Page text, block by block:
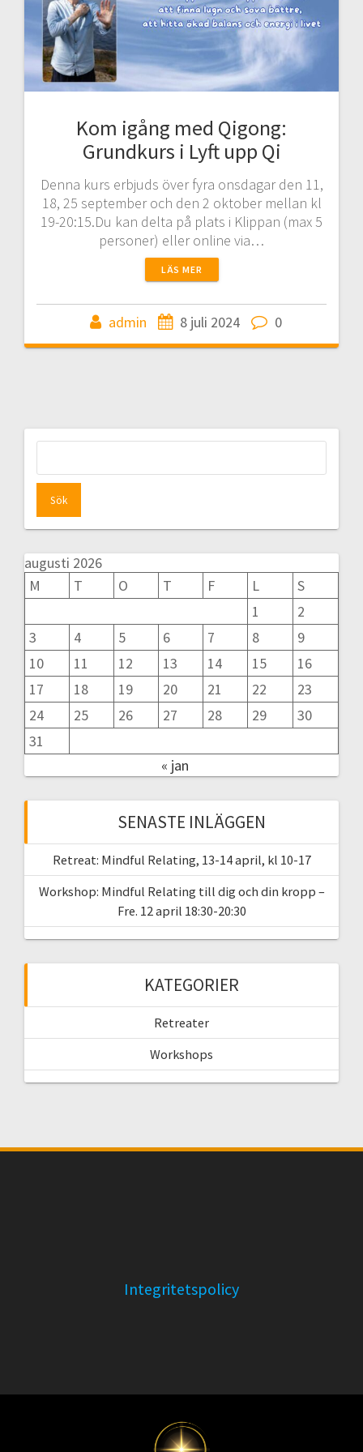
Kom igång med Qigong:
Grundkurs i Lyft upp Qi
Denna kurs erbjuds över fyra onsdagar den 11,
18, 25 september och den 2 oktober mellan kl
19-20:15.Du kan delta på plats i Klippan (max 5
personer) eller online via…
LÄS MER
admin 8 juli 2024 0
augusti 2026
M
T O T F L
S
1
2
3
4 5 6 7 8
9
10
11 12 13 14 15
16
17
18 19 20 21 22
23
24
25 26 27 28 29
30
31
« jan
SENASTE INLÄGGEN
Retreat: Mindful Relating, 13-14 april, kl 10-17
Workshop: Mindful Relating till dig och din kropp –
Fre. 12 april 18:30-20:30
KATEGORIER
Retreater
Workshops
Integritetspolicy